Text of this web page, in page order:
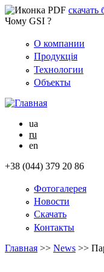
Чому GSI ?
О компании
Продукція
Технологии
Объекты
ua
ru
en
+38 (044) 379 20 86
Фотогалерея
Новости
Скачать
Контакты
Главная >> News >>